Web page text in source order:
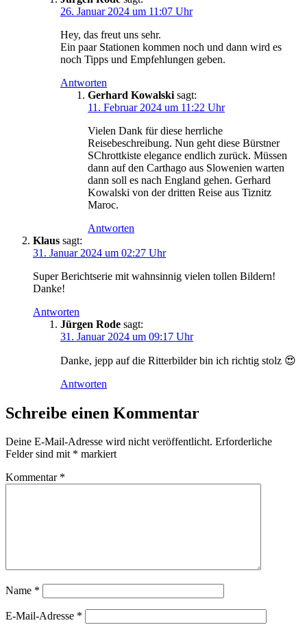
26. Januar 2024 um 11:07 Uhr
Hey, das freut uns sehr.
Ein paar Stationen kommen noch und dann wird es
noch Tipps und Empfehlungen geben.
Antworten
Gerhard Kowalski sagt:
11. Februar 2024 um 11:22 Uhr
Vielen Dank für diese herrliche
Reisebeschreibung. Nun geht diese Bürstner
SChrottkiste elegance endlich zurück. Müssen
dann auf den Carthago aus Slowenien warten
dann soll es nach England gehen. Gerhard
Kowalski von der dritten Reise aus Tiznitz
Maroc.
Antworten
Klaus sagt:
31. Januar 2024 um 02:27 Uhr
Super Berichtserie mit wahnsinnig vielen tollen Bildern!
Danke!
Antworten
Jürgen Rode sagt:
31. Januar 2024 um 09:17 Uhr
Danke, jepp auf die Ritterbilder bin ich richtig stolz 😍
Antworten
Schreibe einen Kommentar
Deine E-Mail-Adresse wird nicht veröffentlicht. Erforderliche
Felder sind mit * markiert
Kommentar *
Name *
E-Mail-Adresse *